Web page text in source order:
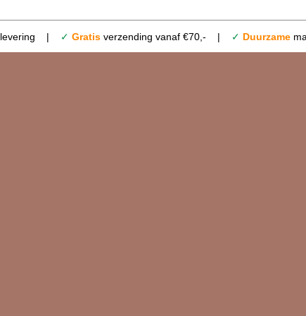
levering | ✓ Gratis verzending vanaf €70,- | ✓ Duurzame